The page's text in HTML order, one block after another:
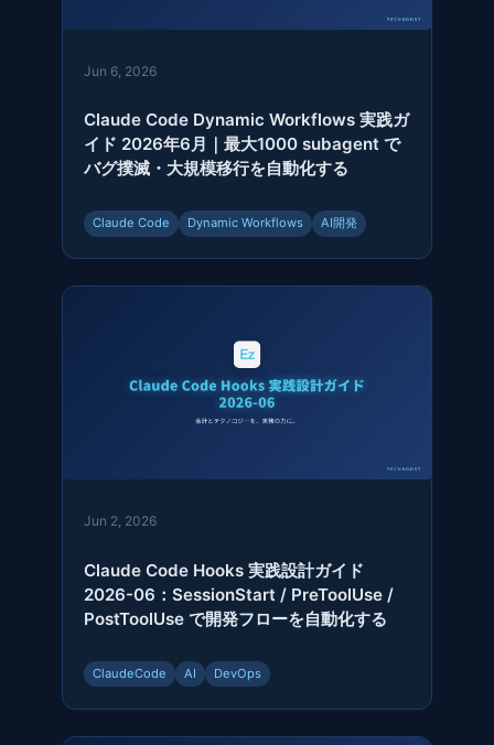
Jun 6, 2026
Claude Code Dynamic Workflows 実践ガ
イド 2026年6月｜最大1000 subagent で
バグ撲滅・大規模移行を自動化する
Claude Code Dynamic Workflows AI開発
Jun 2, 2026
Claude Code Hooks 実践設計ガイド
2026-06：SessionStart / PreToolUse /
PostToolUse で開発フローを自動化する
ClaudeCode AI DevOps